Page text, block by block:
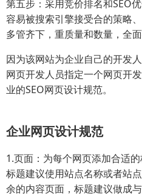
第五步：采用竞价排名和SEO
容易被搜索引擎接受合的策略
多管齐下，重质量和数量，全面
因为该网站为企业自己的开发
网页开发人员指定一个网页开
业的SEO网页设计规范。
企业网页设计规范
1.页面：为每个网页添加合适
标题建议使用站点名称或者站
余的内容页面，标题建议做成